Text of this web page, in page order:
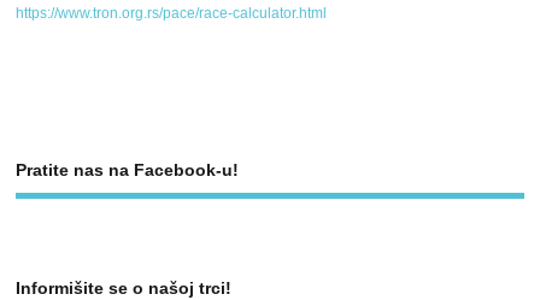
https://www.tron.org.rs/pace/race-calculator.html
Pratite nas na Facebook-u!
Informišite se o našoj trci!